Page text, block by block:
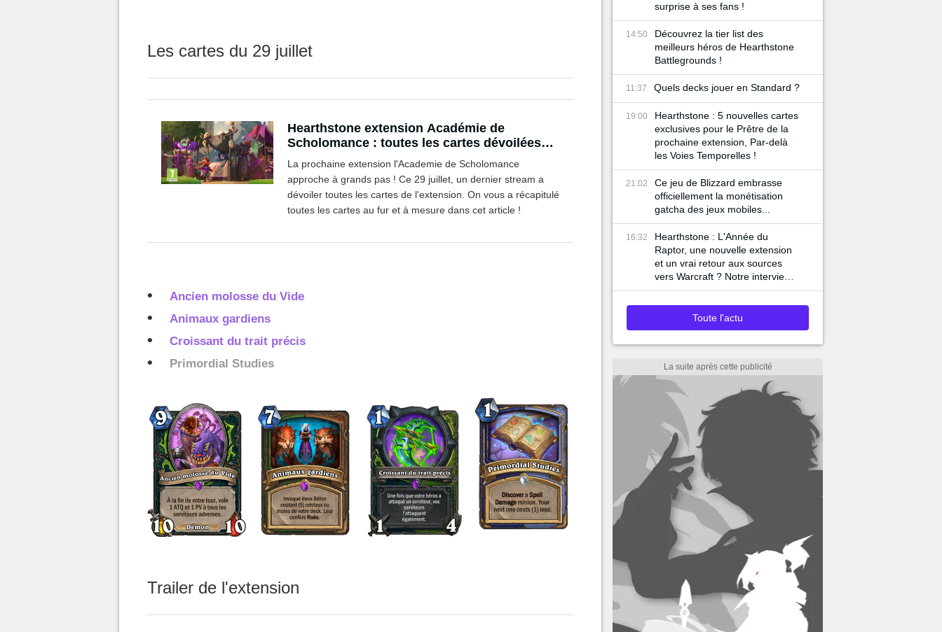
Les cartes du 29 juillet
Hearthstone extension Académie de
Scholomance : toutes les cartes dévoilées
lors du stream reveal
La prochaine extension l'Academie de Scholomance
approche à grands pas ! Ce 29 juillet, un dernier stream a
dévoiler toutes les cartes de l'extension. On vous a récapitulé
toutes les cartes au fur et à mesure dans cet article !
Ancien molosse du Vide
Animaux gardiens
Croissant du trait précis
Primordial Studies
Trailer de l'extension
surprise à ses fans !
14:50
Découvrez la tier list des
meilleurs héros de Hearthstone
Battlegrounds !
11:37 Quels decks jouer en Standard ?
19:00
Hearthstone : 5 nouvelles cartes
exclusives pour le Prêtre de la
prochaine extension, Par-delà
les Voies Temporelles !
21:02
Ce jeu de Blizzard embrasse
officiellement la monétisation
gatcha des jeux mobiles...
16:32
Hearthstone : L'Année du
Raptor, une nouvelle extension
et un vrai retour aux sources
vers Warcraft ? Notre interview
complète !
Toute l'actu